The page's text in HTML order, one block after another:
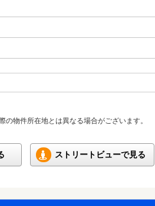
物件所在地とは異なる場合がございます。
ストリートビューで見る